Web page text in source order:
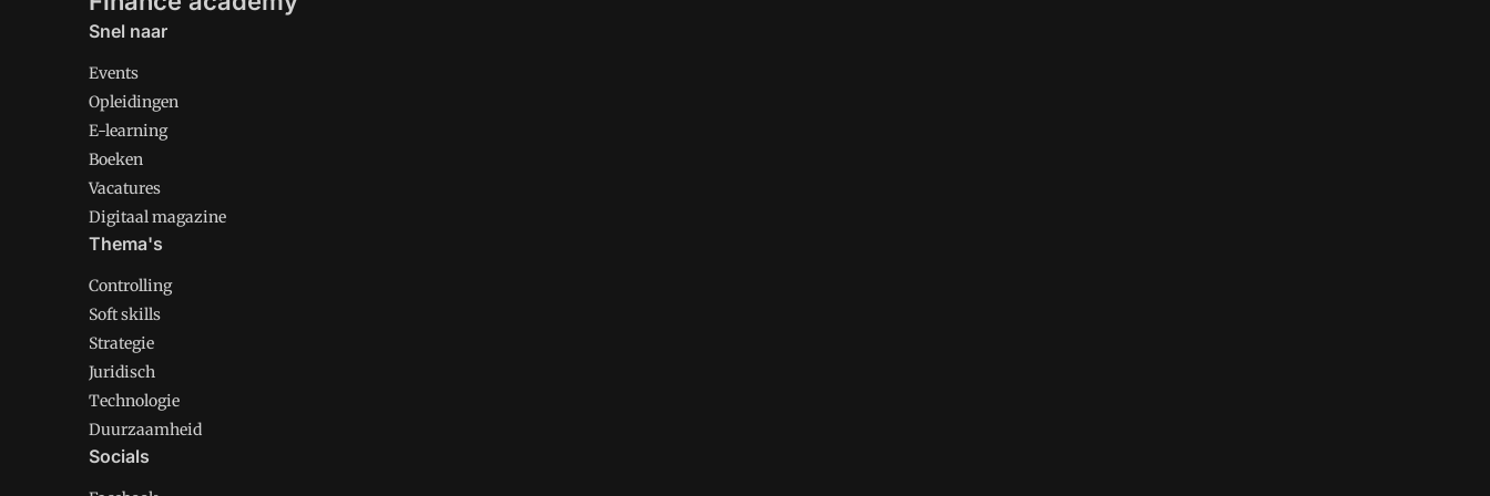
Snel naar
Events
Opleidingen
E-learning
Boeken
Vacatures
Digitaal magazine
Thema's
Controlling
Soft skills
Strategie
Juridisch
Technologie
Duurzaamheid
Socials